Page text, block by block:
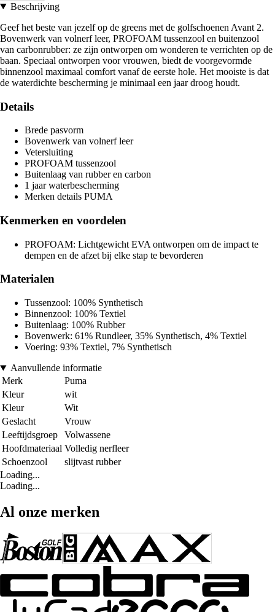
Beschrijving
Geef het beste van jezelf op de greens met de golfschoenen Avant 2.
Bovenwerk van volnerf leer, PROFOAM tussenzool en buitenzool
van carbonrubber: ze zijn ontworpen om wonderen te verrichten op de
baan. Speciaal ontworpen voor vrouwen, biedt de voorgevormde
binnenzool maximaal comfort vanaf de eerste hole. Het mooiste is dat
de waterdichte bescherming je minimaal een jaar droog houdt.
Details
Brede pasvorm
Bovenwerk van volnerf leer
Vetersluiting
PROFOAM tussenzool
Buitenlaag van rubber en carbon
1 jaar waterbescherming
Merken details PUMA
Kenmerken en voordelen
PROFOAM: Lichtgewicht EVA ontworpen om de impact te
dempen en de afzet bij elke stap te bevorderen
Materialen
Tussenzool: 100% Synthetisch
Binnenzool: 100% Textiel
Buitenlaag: 100% Rubber
Bovenwerk: 61% Rundleer, 35% Synthetisch, 4% Textiel
Voering: 93% Textiel, 7% Synthetisch
Aanvullende informatie
Merk
Puma
Kleur
wit
Kleur
Wit
Geslacht
Vrouw
Leeftijdsgroep
Volwassene
Hoofdmateriaal Volledig nerfleer
Schoenzool
slijtvast rubber
Loading...
Loading...
Al onze merken